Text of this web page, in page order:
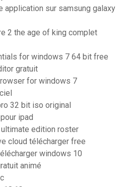
application sur samsung galaxy
2 the age of king complet
for windows 7 64 bit free
gratuit
for windows 7
32 bit iso original
ipad
edition roster
cloud télécharger free
windows 10
animé